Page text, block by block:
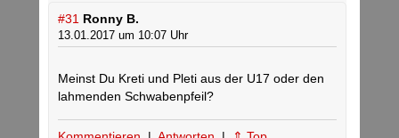
#31 Ronny B.
13.01.2017 um 10:07 Uhr
Meinst Du Kreti und Pleti aus der U17 oder den
lahmenden Schwabenpfeil?